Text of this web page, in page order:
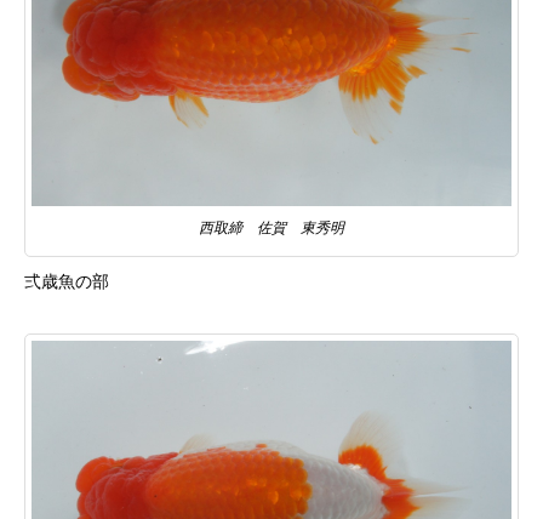
西取締 佐賀 東秀明
弍歳魚の部